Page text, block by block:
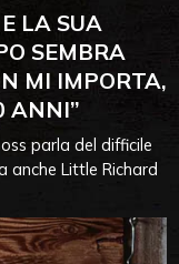
LA SUA
SEMBRA
MI IMPORTA,
ANNI”
parla del difficile
anche Little Richard